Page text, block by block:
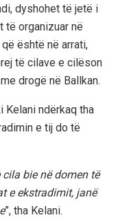
dyshohet të jetë i
organizuar në
është në arrati,
të cilave e cilëson
drogë në Ballkan.
ndërkaq tha
e tij do të
bie në domen të
e ekstradimit, janë
”, tha Kelani.